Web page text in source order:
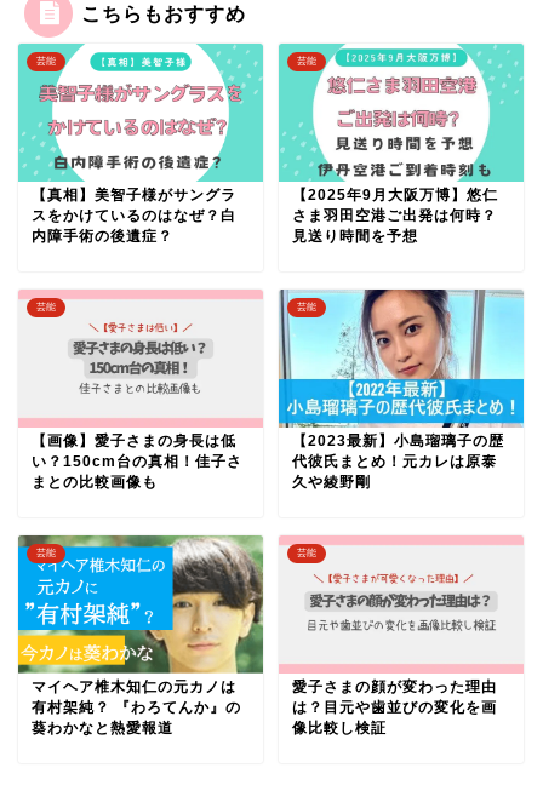
こちらもおすすめ
芸能
【真相】美智子様がサングラ
スをかけているのはなぜ？白
内障手術の後遺症？
芸能
【2025年9月大阪万博】悠仁
さま羽田空港ご出発は何時？
見送り時間を予想
芸能
【画像】愛子さまの身長は低
い？150cm台の真相！佳子さ
まとの比較画像も
芸能
【2023最新】小島瑠璃子の歴
代彼氏まとめ！元カレは原泰
久や綾野剛
芸能
マイヘア椎木知仁の元カノは
有村架純？ 『わろてんか』の
葵わかなと熱愛報道
芸能
愛子さまの顔が変わった理由
は？目元や歯並びの変化を画
像比較し検証